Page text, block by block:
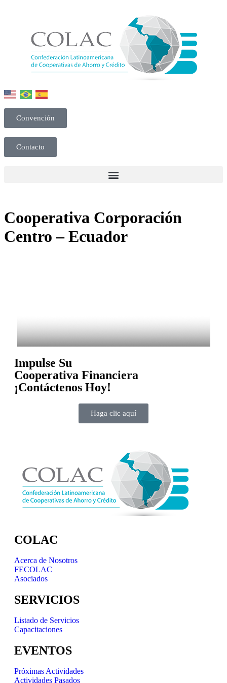
Convención
Contacto
Cooperativa Corporación
Centro – Ecuador
Impulse Su
Cooperativa Financiera
¡Contáctenos Hoy!
Haga clic aquí
COLAC
Acerca de Nosotros
FECOLAC
Asociados
SERVICIOS
Listado de Servicios
Capacitaciones
EVENTOS
Próximas Actividades
Actividades Pasados